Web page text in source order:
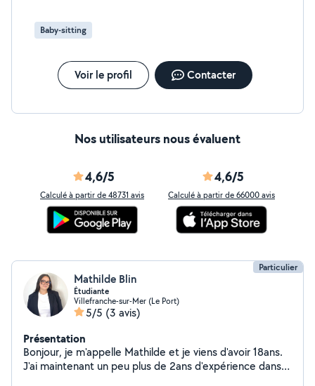
Baby-sitting
Voir le profil Contacter
Nos utilisateurs nous évaluent
4,6/5
Calculé à partir de 48731 avis
4,6/5
Calculé à partir de 66000 avis
Particulier
Mathilde Blin
Étudiante
Villefranche-sur-Mer (Le Port)
5/5 (3 avis)
Présentation
Bonjour, je m'appelle Mathilde et je viens d'avoir 18ans.
J'ai maintenant un peu plus de 2ans d'expérience dans